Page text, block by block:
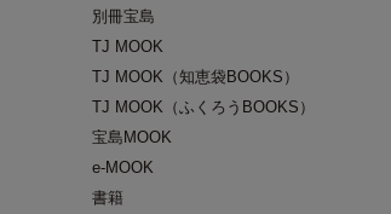
別冊宝島
TJ MOOK
TJ MOOK（知恵袋BOOKS）
TJ MOOK（ふくろうBOOKS）
宝島MOOK
e-MOOK
書籍